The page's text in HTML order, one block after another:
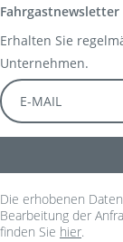
Fahrgastnewsletter
Erhalten Sie
Unternehmen.
Die erhobenen
Bearbeitung der
finden Sie hier.